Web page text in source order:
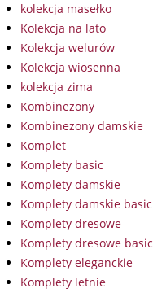
kolekcja masełko
Kolekcja na lato
Kolekcja welurów
Kolekcja wiosenna
kolekcja zima
Kombinezony
Kombinezony damskie
Komplet
Komplety basic
Komplety damskie
Komplety damskie basic
Komplety dresowe
Komplety dresowe basic
Komplety eleganckie
Komplety letnie